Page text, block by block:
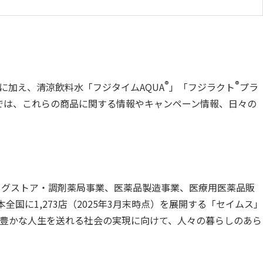
加え、清涼飲料水「フジタイムAQUA® 」「フジラクト®プラ
、これらの商品に関する情報やキャンペーン情報、日々の
ストア・調剤薬局事業、医薬品製造事業、医療用医薬品販
国に1,273店（2025年3月末時点）を展開する「セイムス」
な人生を送れる社会の実現に向けて、人々の暮らしのあら